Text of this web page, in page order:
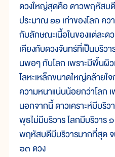
ดวงใหญ่สุดคือ ดาวพฤหัสบ
ประมาณ ๑๑ เท่าของโลก ค
กับลักษณะเนื้อในของแต่ละด
เคียงกับดวงจันทร์ที่เป็นบริว
นพอๆ กับโลก เพราะมีพื้นผิว
โลหะเหล็กขนาดใหญ่คล้าย
ความหนาแน่นน้อยกว่าโลก
นอกจากนี้ ดาวเคราะห์มีบริ
พุธไม่มีบริวาร โลกมีบริวาร
พฤหัสบดีมีบริวารมากที่สุด
๖๓ ดวง